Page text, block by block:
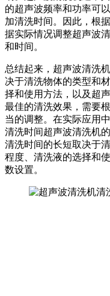
的超声波频率和功率可
加清洗时间。因此，根
据实际情况调整超声波
和时间。
总结起来，超声波清洗
决于清洗物体的类型和
择和使用方法，以及超
最佳的清洗效果，需要
当的调整。在实际应用
清洗时间超声波清洗机
清洗时间的长短取决于
程度、清洗液的选择和
数设置。